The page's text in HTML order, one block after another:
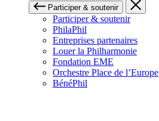
Participer & soutenir
Participer & soutenir
PhilaPhil
Entreprises partenaires
Louer la Philharmonie
Fondation EME
Orchestre Place de l’Europe
BénéPhil